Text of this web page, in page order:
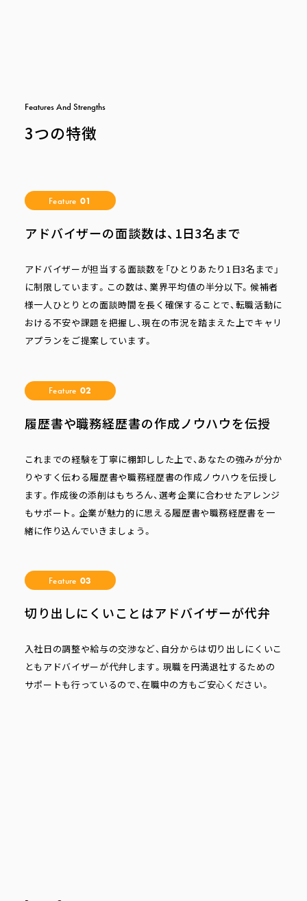
FeaturesAnd Strengths
3つの特徴
Feature 01
アドバイザーの面談数は、1日3名まで
アドバイザーが担当する面談数を「ひとりあたり1日3名まで」
に制限しています。この数は、業界平均値の半分以下。候補者
様一人ひとりとの面談時間を長く確保することで、転職活動に
おける不安や課題を把握し、現在の市況を踏まえた上でキャリ
アプランをご提案しています。
Feature 02
履歴書や職務経歴書の作成ノウハウを伝授
これまでの経験を丁寧に棚卸しした上で、あなたの強みが分か
りやすく伝わる履歴書や職務経歴書の作成ノウハウを伝授し
ます。作成後の添削はもちろん、選考企業に合わせたアレンジ
もサポート。企業が魅力的に思える履歴書や職務経歴書を一
緒に作り込んでいきましょう。
Feature 03
切り出しにくいことはアドバイザーが代弁
入社日の調整や給与の交渉など、自分からは切り出しにくいこ
ともアドバイザーが代弁します。現職を円満退社するための
サポートも行っているので、在職中の方もご安心ください。